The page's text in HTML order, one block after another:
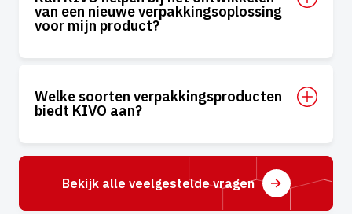
van een nieuwe verpakkingsoplossing
voor mijn product?
Welke soorten verpakkingsproducten
biedt KIVO aan?
Bekijk alle veelgestelde vragen